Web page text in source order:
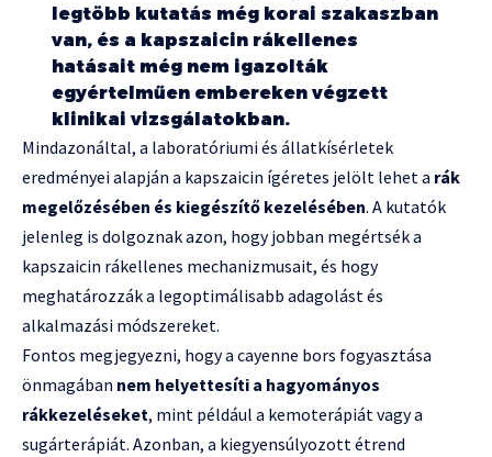
legtöbb kutatás még korai szakaszban
van, és a kapszaicin rákellenes
hatásait még nem igazolták
egyértelműen embereken végzett
klinikai vizsgálatokban.
Mindazonáltal, a laboratóriumi és állatkísérletek
eredményei alapján a kapszaicin ígéretes jelölt lehet a rák
megelőzésében és kiegészítő kezelésében. A kutatók
jelenleg is dolgoznak azon, hogy jobban megértsék a
kapszaicin rákellenes mechanizmusait, és hogy
meghatározzák a legoptimálisabb adagolást és
alkalmazási módszereket.
Fontos megjegyezni, hogy a cayenne bors fogyasztása
önmagában nem helyettesíti a hagyományos
rákkezeléseket, mint például a kemoterápiát vagy a
sugárterápiát. Azonban, a kiegyensúlyozott étrend